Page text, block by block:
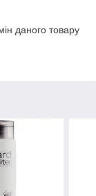
даного товару